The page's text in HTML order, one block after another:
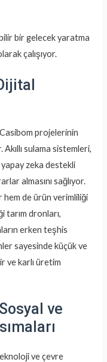
bir gelecek yaratma
çalışıyor.
Casibom projelerinin
sulama sistemleri,
zeka destekli
almasını sağlıyor.
hem de ürün verimliliği
tarım dronları,
erken teşhis
sayesinde küçük ve
ve karlı üretim
ve
ve çevre